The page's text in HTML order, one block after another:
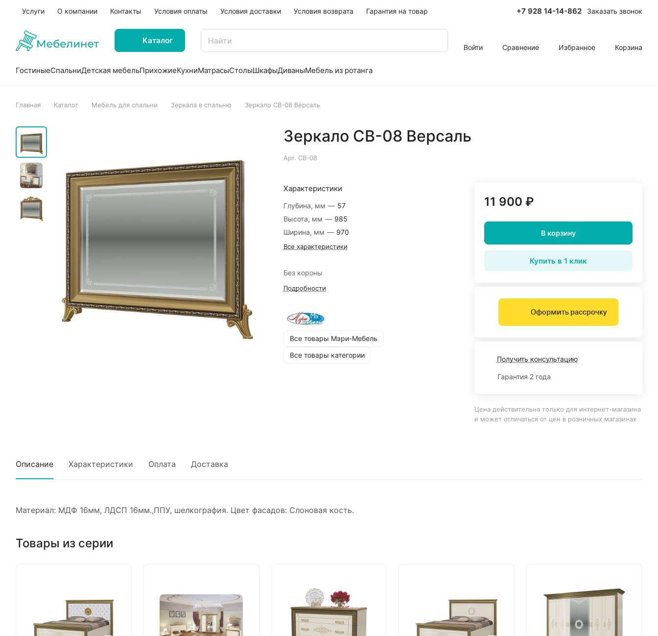
Услуги О компании Контакты Условия оплаты Условия доставки Условия возврата Гарантия на товар +7 928 14-14-862 Заказать звонок
Каталог
Войти Сравнение Избранное Корзина
ГостиныеСпальниДетская мебельПрихожиеКухниМатрасыСтолыШкафыДиваныМебель из ротанга
Главная Каталог Мебель для спальни Зеркала в спальню Зеркало СВ-08 Версаль
Зеркало СВ-08 Версаль
Арт. СВ-08
Характеристики
Глубина, мм — 57
Высота, мм — 985
Ширина, мм — 970
Все характеристики
Без короны
Подробности
Все товары Мэри-Мебель
Все товары категории
11 900 ₽
В корзину
Купить в 1 клик
Оформить рассрочку
Получить консультацию
Гарантия 2 года
Цена действительна только для интернет-магазина
и может отличаться от цен в розничных магазинах
Описание Характеристики Оплата Доставка
Материал: МДФ 16мм, ЛДСП 16мм.,ППУ, шелкография. Цвет фасадов: Слоновая кость.
Товары из серии